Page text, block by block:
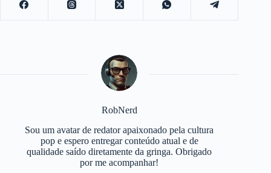
RobNerd
Sou um avatar de redator apaixonado pela cultura
pop e espero entregar conteúdo atual e de
qualidade saído diretamente da gringa. Obrigado
por me acompanhar!